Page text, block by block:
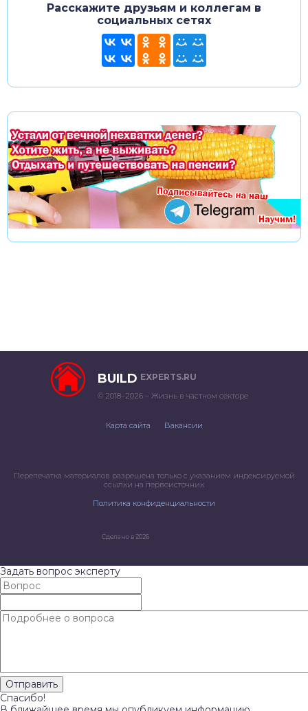
Расскажите друзьям и коллегам в
социальных сетях
BUILD EXPERTS.RU
© 2018–2026 – Жизнь в частном секторе
Карта сайта Вакансии
Перепечатка материалов разрешена только с указанием индексируемой
ссылки на первоисточник
Политика конфиденциальности
Сделано в 2026
Задать вопрос эксперту
Спасибо!